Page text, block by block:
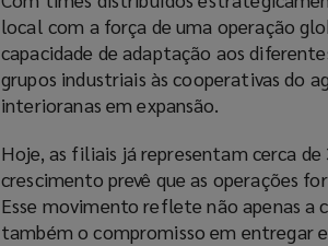
local com a força de uma operação
capacidade de adaptação aos
grupos industriais às cooperativas do
interioranas em expansão.
Hoje, as filiais já representam cerca
crescimento prevê que as operações
Esse movimento reflete não apenas a
também o compromisso em entregar